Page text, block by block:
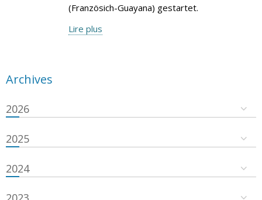
(Französich-Guayana) gestartet.
Lire plus
Archives
2026
2025
2024